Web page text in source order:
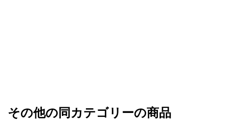
その他の同カテゴリーの商品